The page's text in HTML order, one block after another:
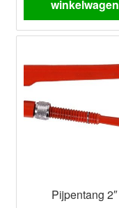
winkelwagen
Pijpentang 2″